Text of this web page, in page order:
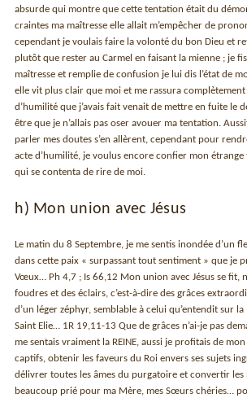
absurde qui montre que cette tentation était du
craintes ma maîtresse elle allait m’empêcher de
cependant je voulais faire la volonté du bon Dieu et
plutôt que rester au Carmel en faisant la mienne ; je
maîtresse et remplie de confusion je lui dis l’état de
elle vit plus clair que moi et me rassura complètement
d’humilité que j’avais fait venait de mettre en fuite le
être que je n’allais pas oser avouer ma tentation.
parler mes doutes s’en allèrent, cependant pour
acte d’humilité, je voulus encore confier mon
qui se contenta de rire de moi.
h) Mon union avec Jésus
Le matin du 8 Septembre, je me sentis inondée d’un
dans cette paix « surpassant tout sentiment » que je
Vœux… Ph 4,7 ; Is 66,12 Mon union avec Jésus se fit,
foudres et des éclairs, c’est-à-dire des grâces
d’un léger zéphyr, semblable à celui qu’entendit sur
Saint Elie… 1R 19,11-13 Que de grâces n’ai-je pas
me sentais vraiment la REINE, aussi je profitais de
captifs, obtenir les faveurs du Roi envers ses sujets
délivrer toutes les âmes du purgatoire et convertir les
beaucoup prié pour ma Mère, mes Sœurs chéries…